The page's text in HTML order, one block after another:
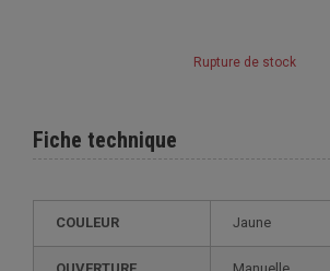
Rupture de stock
Fiche technique
COULEUR Jaune